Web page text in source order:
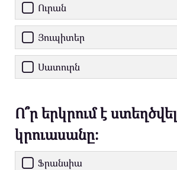
Ուրան
Յուպիտեր
Սատուրն
Ո՞ր երկրում է ստեղծվել
կրուասանը։
Ֆրանսիա